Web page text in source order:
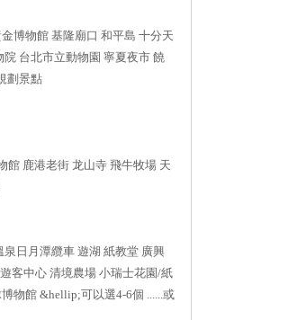
博物館 基隆廟口 和平島 十分天
台北市立動物園 寧夏夜市 饒
劃景點
館 鹿港老街 龙山寺 飛牛牧場 天
日月潭纜車 遊湖 紙教堂 廣興
客中心 清境農場 小瑞士花園/紙
物館 &hellip;可以選4-6個 ......或